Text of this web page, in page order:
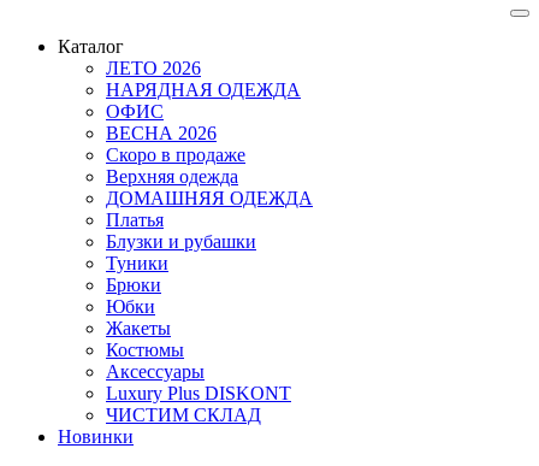
Каталог
ЛЕТО 2026
НАРЯДНАЯ ОДЕЖДА
ОФИС
ВЕСНА 2026
Скоро в продаже
Верхняя одежда
ДОМАШНЯЯ ОДЕЖДА
Платья
Блузки и рубашки
Туники
Брюки
Юбки
Жакеты
Костюмы
Аксессуары
Luxury Plus DISKONT
ЧИСТИМ СКЛАД
Новинки